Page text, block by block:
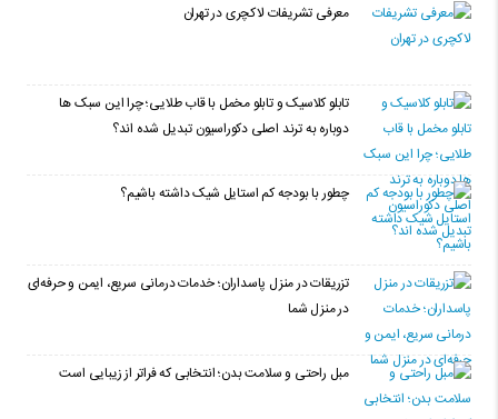
معرفی تشریفات لاکچری در تهران
تابلو کلاسیک و تابلو مخمل با قاب طلایی؛ چرا این سبک ها
دوباره به ترند اصلی دکوراسیون تبدیل شده اند؟
چطور با بودجه کم استایل شیک داشته باشیم؟
تزریقات در منزل پاسداران؛ خدمات درمانی سریع، ایمن و حرفه‌ای
در منزل شما
مبل راحتی و سلامت بدن؛ انتخابی که فراتر از زیبایی است